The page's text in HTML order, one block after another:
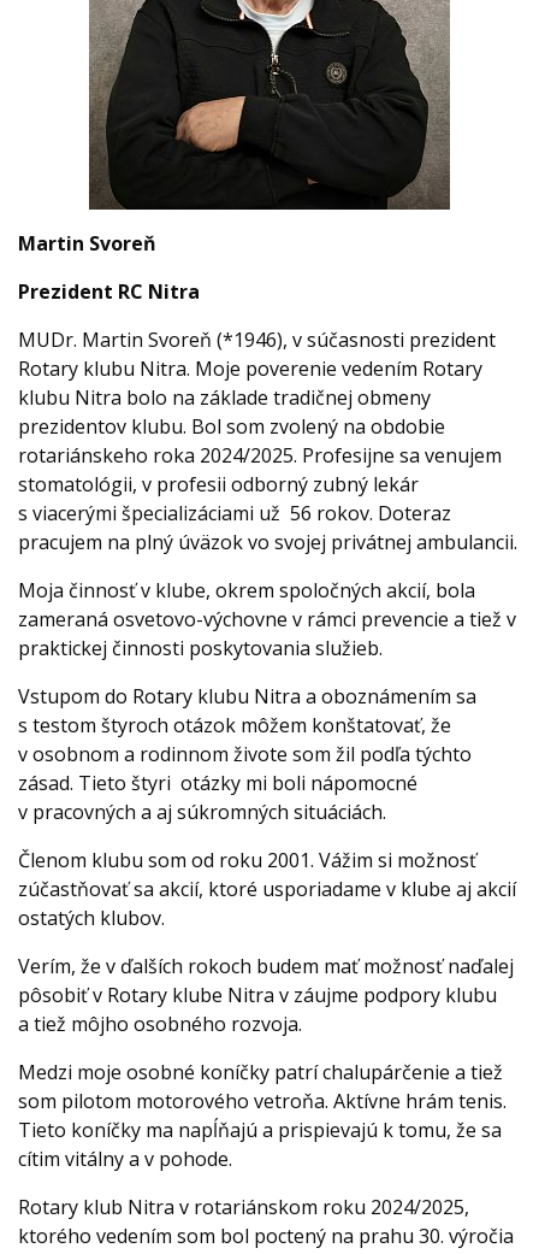
Martin Svoreň
Prezident RC Nitra
MUDr. Martin Svoreň (*1946), v súčasnosti prezident
Rotary klubu Nitra. Moje poverenie vedením Rotary
klubu Nitra bolo na základe tradičnej obmeny
prezidentov klubu. Bol som zvolený na obdobie
rotariánskeho roka 2024/2025. Profesijne sa venujem
stomatológii, v profesii odborný zubný lekár
s viacerými špecializáciami už 56 rokov. Doteraz
pracujem na plný úväzok vo svojej privátnej ambulancii.
Moja činnosť v klube, okrem spoločných akcií, bola
zameraná osvetovo-výchovne v rámci prevencie a tiež v
praktickej činnosti poskytovania služieb.
Vstupom do Rotary klubu Nitra a oboznámením sa
s testom štyroch otázok môžem konštatovať, že
v osobnom a rodinnom živote som žil podľa týchto
zásad. Tieto štyri otázky mi boli nápomocné
v pracovných a aj súkromných situáciách.
Členom klubu som od roku 2001. Vážim si možnosť
zúčastňovať sa akcií, ktoré usporiadame v klube aj akcií
ostatých klubov.
Verím, že v ďalších rokoch budem mať možnosť naďalej
pôsobiť v Rotary klube Nitra v záujme podpory klubu
a tiež môjho osobného rozvoja.
Medzi moje osobné koníčky patrí chalupárčenie a tiež
som pilotom motorového vetroňa. Aktívne hrám tenis.
Tieto koníčky ma napĺňajú a prispievajú k tomu, že sa
cítim vitálny a v pohode.
Rotary klub Nitra v rotariánskom roku 2024/2025,
ktorého vedením som bol poctený na prahu 30. výročia